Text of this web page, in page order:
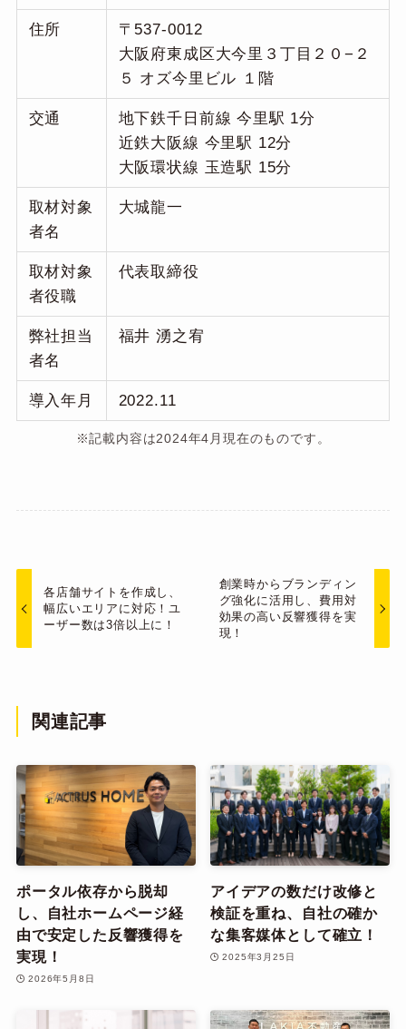
住所
〒537-0012
大阪府東成区大今里３丁目２０−２
５ オズ今里ビル １階
交通
地下鉄千日前線 今里駅 1分
近鉄大阪線 今里駅 12分
大阪環状線 玉造駅 15分
取材対象
者名
大城龍一
取材対象
者役職
代表取締役
弊社担当
者名
福井 湧之宥
導入年月 2022.11
※記載内容は2024年4月現在のものです。
各店舗サイトを作成し、
幅広いエリアに対応！ユ
ーザー数は3倍以上に！
創業時からブランディン
グ強化に活用し、費用対
効果の高い反響獲得を実
現！
関連記事
ポータル依存から脱却
し、自社ホームページ経
由で安定した反響獲得を
実現！
2026年5月8日
アイデアの数だけ改修と
検証を重ね、自社の確か
な集客媒体として確立！
2025年3月25日